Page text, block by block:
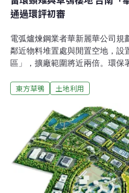
通過環評初審
電弧爐煉鋼業者華新麗華公司規
鄰近物料堆置處與閒置空地，設
區」，擴廠範圍將近兩倍。環保
補償面積，從原本的1.4公頃提
過初審。新增區外綠化補償面積
年限華新麗華鹽水廠生產不銹鋼
盤元產品。為提升產量，業者提
擴廠計畫，總面積從原本17.2公
兩倍。環保署今日舉行「台南市
開發案」專案小組第二次初審
規劃設置綠地僅佔全區面積
東方草鴞 土地利用